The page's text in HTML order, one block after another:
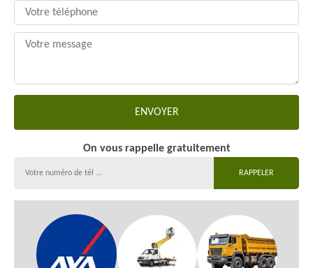
On vous rappelle gratuitement